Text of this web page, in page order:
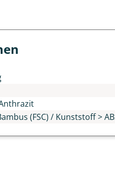
(FSC) / Kunststoff >